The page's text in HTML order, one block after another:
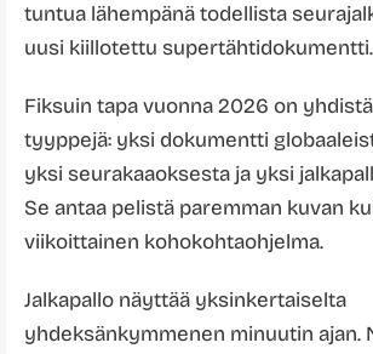
tuntua lähempänä todellista
uusi kiillotettu supertähtidokumentti.
Fiksuin tapa vuonna 2026 on
tyyppejä: yksi dokumentti
yksi seurakaaoksesta ja yksi
Se antaa pelistä paremman kuvan
viikoittainen kohokohtaohjelma.
Jalkapallo näyttää yksinkertaiselta
yhdeksänkymmenen minuutin ajan.